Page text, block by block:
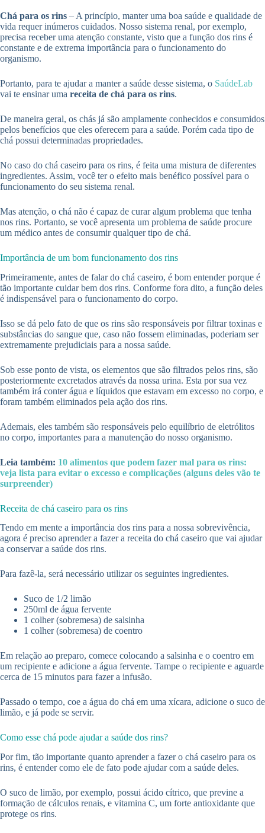
Chá para os rins – A princípio, manter uma boa saúde e qualidade de
vida requer inúmeros cuidados. Nosso sistema renal, por exemplo,
precisa receber uma atenção constante, visto que a função dos rins é
constante e de extrema importância para o funcionamento do
organismo.
Portanto, para te ajudar a manter a saúde desse sistema, o SaúdeLab
vai te ensinar uma receita de chá para os rins.
De maneira geral, os chás já são amplamente conhecidos e consumidos
pelos benefícios que eles oferecem para a saúde. Porém cada tipo de
chá possui determinadas propriedades.
No caso do chá caseiro para os rins, é feita uma mistura de diferentes
ingredientes. Assim, você ter o efeito mais benéfico possível para o
funcionamento do seu sistema renal.
Mas atenção, o chá não é capaz de curar algum problema que tenha
nos rins. Portanto, se você apresenta um problema de saúde procure
um médico antes de consumir qualquer tipo de chá.
Importância de um bom funcionamento dos rins
Primeiramente, antes de falar do chá caseiro, é bom entender porque é
tão importante cuidar bem dos rins. Conforme fora dito, a função deles
é indispensável para o funcionamento do corpo.
Isso se dá pelo fato de que os rins são responsáveis por filtrar toxinas e
substâncias do sangue que, caso não fossem eliminadas, poderiam ser
extremamente prejudiciais para a nossa saúde.
Sob esse ponto de vista, os elementos que são filtrados pelos rins, são
posteriormente excretados através da nossa urina. Esta por sua vez
também irá conter água e líquidos que estavam em excesso no corpo, e
foram também eliminados pela ação dos rins.
Ademais, eles também são responsáveis pelo equilíbrio de eletrólitos
no corpo, importantes para a manutenção do nosso organismo.
Leia também: 10 alimentos que podem fazer mal para os rins:
veja lista para evitar o excesso e complicações (alguns deles vão te
surpreender)
Receita de chá caseiro para os rins
Tendo em mente a importância dos rins para a nossa sobrevivência,
agora é preciso aprender a fazer a receita do chá caseiro que vai ajudar
a conservar a saúde dos rins.
Para fazê-la, será necessário utilizar os seguintes ingredientes.
Suco de 1/2 limão
250ml de água fervente
1 colher (sobremesa) de salsinha
1 colher (sobremesa) de coentro
Em relação ao preparo, comece colocando a salsinha e o coentro em
um recipiente e adicione a água fervente. Tampe o recipiente e aguarde
cerca de 15 minutos para fazer a infusão.
Passado o tempo, coe a água do chá em uma xícara, adicione o suco de
limão, e já pode se servir.
Como esse chá pode ajudar a saúde dos rins?
Por fim, tão importante quanto aprender a fazer o chá caseiro para os
rins, é entender como ele de fato pode ajudar com a saúde deles.
O suco de limão, por exemplo, possui ácido cítrico, que previne a
formação de cálculos renais, e vitamina C, um forte antioxidante que
protege os rins.